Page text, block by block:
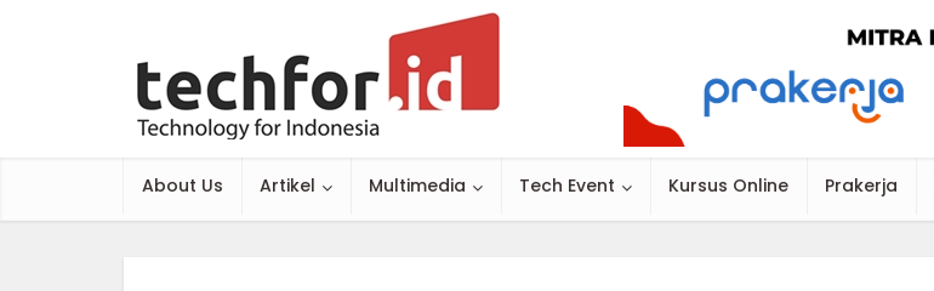
About Us Artikel Multimedia Tech Event Kursus Online Prakerja